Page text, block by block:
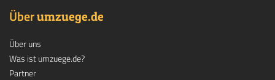
Überumzuege.de
Über uns
Was ist umzuege.de?
Partner